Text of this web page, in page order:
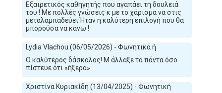
Εξαιρετικός καθηγητής που αγαπάει τη δουλειά
του ! Με πολλές γνώσεις κ με το χάρισμα να στις
μεταλαμπαδεύει Ήταν η καλύτερη επιλογή που θα
μπορούσα να κάνω !
Lydia Vlachou (06/05/2026) - Φωνητικά ή
Ο καλύτερος δάσκαλος! Μ άλλαξε τα πάντα όσο
πίστευε ότι «ήξερα»
Χριστίνα Κυριακίδη (13/04/2025) - Φωνητική